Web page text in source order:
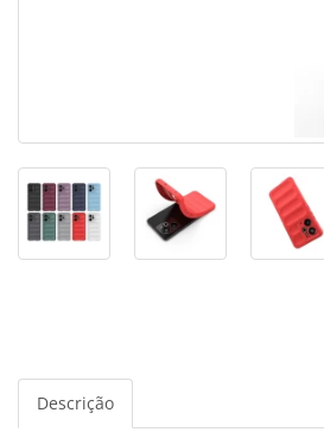
Descrição